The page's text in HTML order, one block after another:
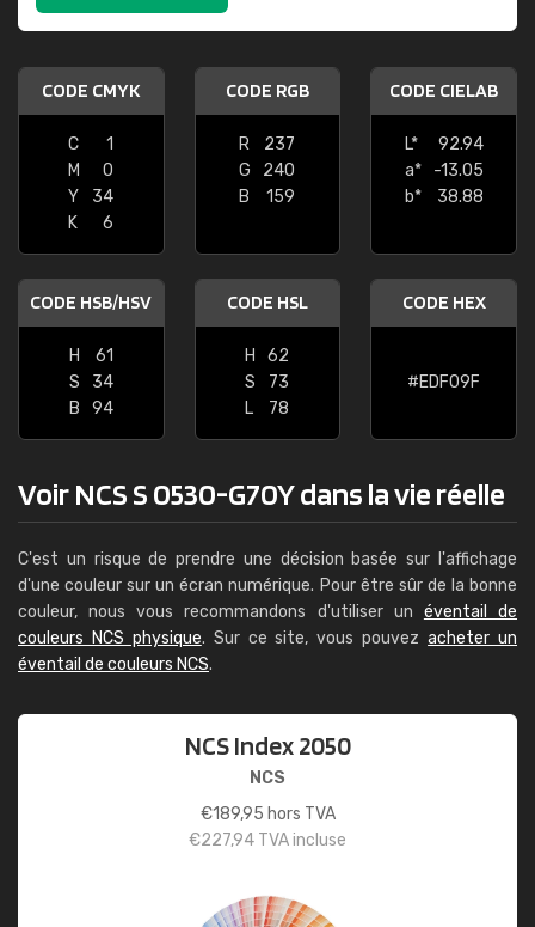
CODE CMYK
C
1
M
0
Y
34
K
6
CODE RGB
R
237
G
240
B
159
CODE CIELAB
L*
92.94
a*
-13.05
b*
38.88
CODE HSB/HSV
H
61
S
34
B
94
CODE HSL
H
62
S
73
L
78
CODE HEX
#EDF09F
Voir NCS S 0530-G70Y dans la vie réelle
C'est un risque de prendre une décision basée sur l'affichage
d'une couleur sur un écran numérique. Pour être sûr de la bonne
couleur, nous vous recommandons d'utiliser un éventail de
couleurs NCS physique. Sur ce site, vous pouvezacheter un
éventail de couleurs NCS.
NCS Index 2050
NCS
€189,95 hors TVA
€227,94 TVA incluse